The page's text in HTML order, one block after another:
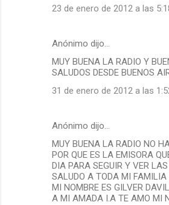
23 de enero de 2012 a las
Anónimo dijo…
MUY BUENA LA RADIO Y
SALUDOS DESDE BUENOS
31 de enero de 2012 a las
Anónimo dijo…
MUY BUENA LA RADIO NO
POR QUE ES LA EMISORA
DIA PARA SEGUIR Y VER
SALUDO A TODA MI FAMILIA
MI NOMBRE ES GILVER
A MI AMADA I.A TE AMO MI